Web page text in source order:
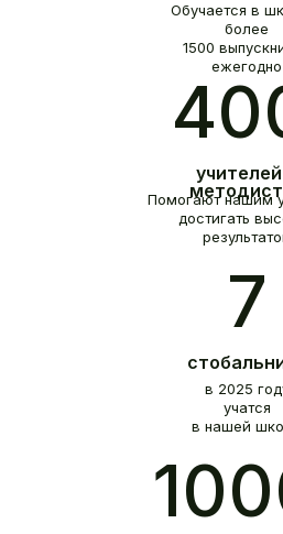
Обучается в
более
1500
ежегодно
Помогают нашим
достигать
7
в 2025
учатся
в нашей